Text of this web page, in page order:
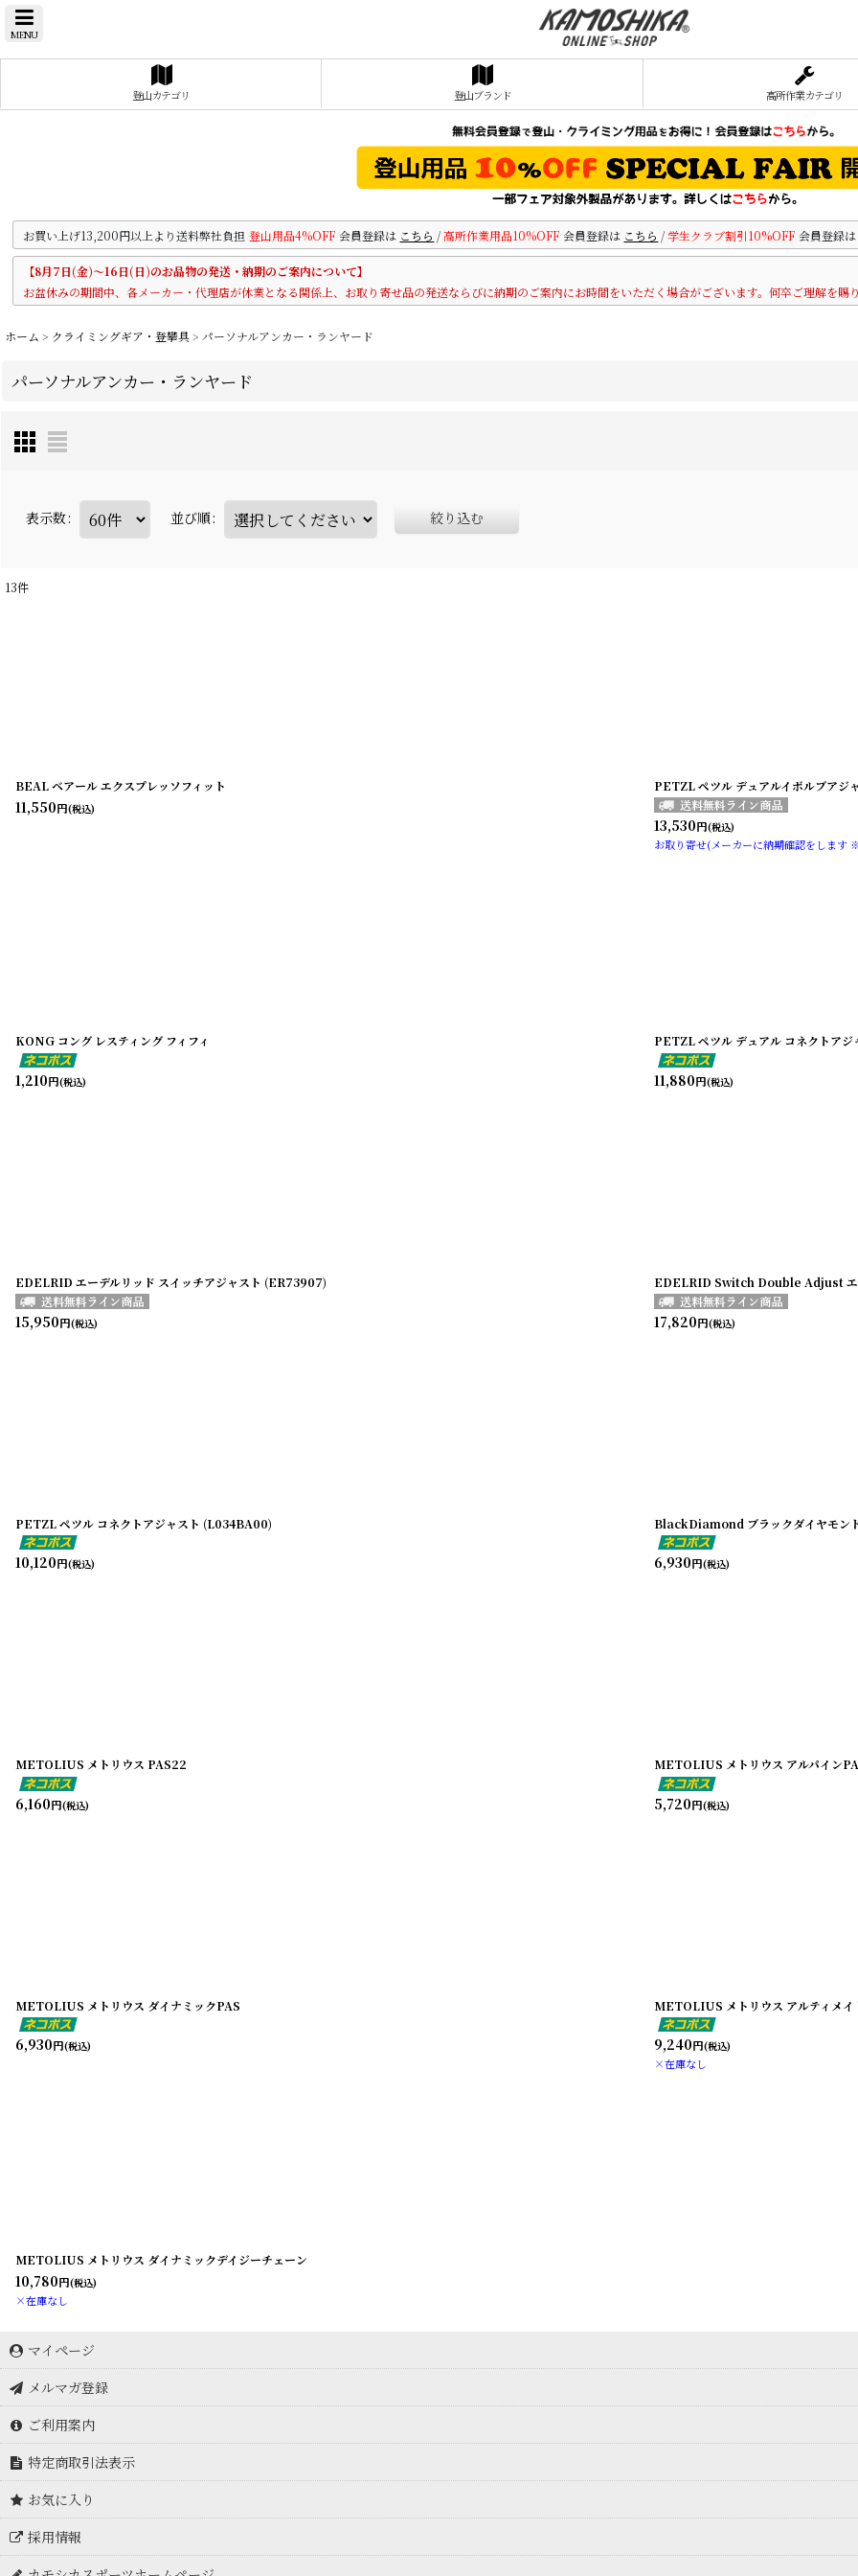
MENU
登山カテゴリ 登山ブランド 高所作業カテゴリ
お買い上げ13,200円以上より送料弊社負担 登山用品4%OFF 会員登録は こちら /高所作業用品10%OFF 会員登録は こちら /学生クラブ割引10%OFF 会員登録は
【8月7日(金)～16日(日)のお品物の発送・納期のご案内について】
お盆休みの期間中、各メーカー・代理店が休業となる関係上、お取り寄せ品の発送ならびに納期のご案内にお時間をいただく場合がございます。何卒ご理解を賜
ホーム > クライミングギア・登攀具> パーソナルアンカー・ランヤード
パーソナルアンカー・ランヤード
表示数: 並び順: 絞り込む
13件
BEAL ベアール エクスプレッソフィット
11,550円(税込)
PETZL ペツル デュアルイボルブアジ
13,530円(税込)
お取り寄せ(メーカーに納期確認をします
KONG コング レスティング フィフィ
1,210円(税込)
PETZL ペツル デュアル コネクトア
11,880円(税込)
EDELRID エーデルリッド スイッチアジャスト (ER73907)
15,950円(税込)
EDELRID Switch Double Adjust エ
17,820円(税込)
PETZL ペツル コネクトアジャスト (L034BA00)
10,120円(税込)
BlackDiamond ブラックダイヤモン
6,930円(税込)
METOLIUS メトリウス PAS22
6,160円(税込)
METOLIUS メトリウス アルパイン
5,720円(税込)
METOLIUS メトリウス ダイナミックPAS
6,930円(税込)
METOLIUS メトリウス アルティメイ
9,240円(税込)
×在庫なし
METOLIUS メトリウス ダイナミックデイジーチェーン
10,780円(税込)
×在庫なし
マイページ
メルマガ登録
ご利用案内
特定商取引法表示
お気に入り
採用情報